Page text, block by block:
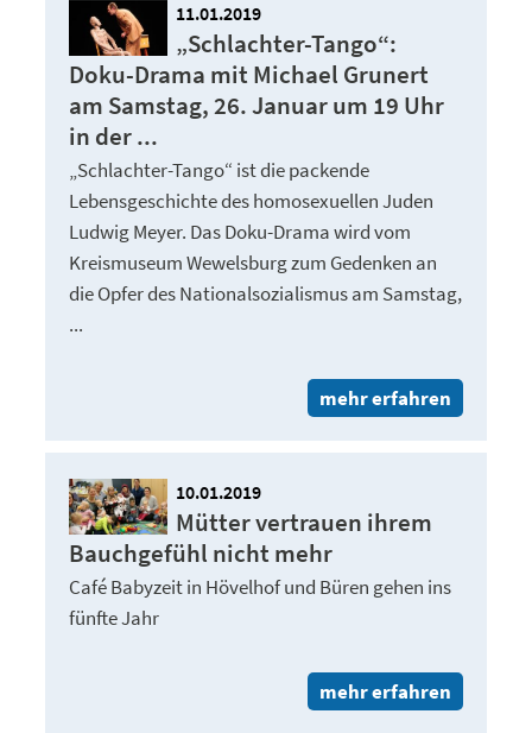
11.01.2019
„Schlachter-Tango“:
Doku-Drama mit Michael Grunert
am Samstag, 26. Januar um 19 Uhr
in der ...
„Schlachter-Tango“ ist die packende
Lebensgeschichte des homosexuellen Juden
Ludwig Meyer. Das Doku-Drama wird vom
Kreismuseum Wewelsburg zum Gedenken an
die Opfer des Nationalsozialismus am Samstag,
...
mehr erfahren
10.01.2019
Mütter vertrauen ihrem
Bauchgefühl nicht mehr
Café Babyzeit in Hövelhof und Büren gehen ins
fünfte Jahr
mehr erfahren